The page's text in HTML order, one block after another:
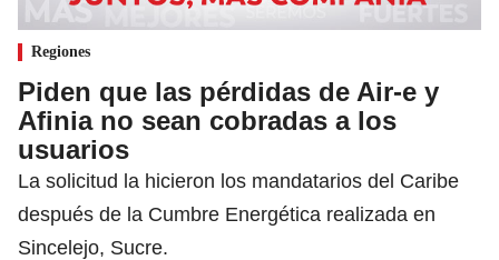
Regiones
Piden que las pérdidas de Air-e y
Afinia no sean cobradas a los
usuarios
La solicitud la hicieron los mandatarios del Caribe
después de la Cumbre Energética realizada en
Sincelejo, Sucre.